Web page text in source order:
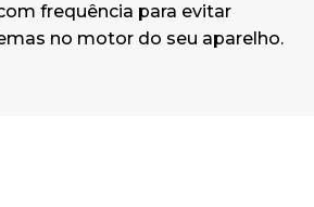
frequência para evitar
no motor do seu aparelho.